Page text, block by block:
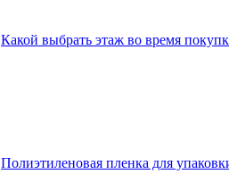
Какой выбрать этаж во время
Полиэтиленовая пленка для